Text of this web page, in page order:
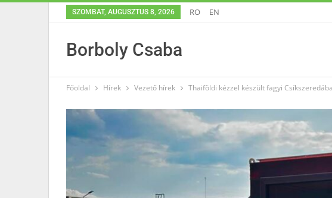
SZOMBAT, AUGUSZTUS 8, 2026 RO EN
Borboly Csaba
Főoldal Hírek Vezető hírek Thaiföldi kézzel készült fagyi